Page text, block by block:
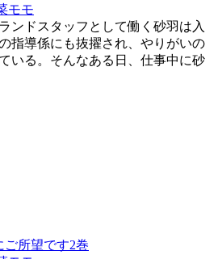
モモ
ンドスタッフとして働く砂羽は入
指導係にも抜擢され、やりがいの
いる。そんなある日、仕事中に砂
所望です2巻